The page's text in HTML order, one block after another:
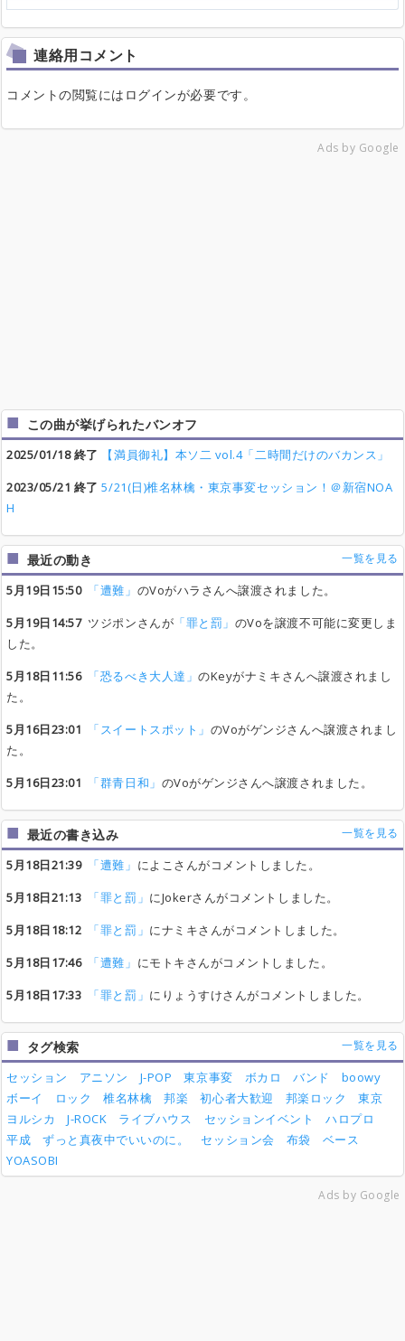
連絡用コメント
コメントの閲覧にはログインが必要です。
Ads by Google
この曲が挙げられたバンオフ
2025/01/18 終了
【満員御礼】本ソ二 vol.4「二時間だけのバカンス」
2023/05/21 終了 5/21(日)椎名林檎・東京事変セッション！＠新宿NOA
H
最近の動き 一覧を見る
5月19日15:50 「遭難」 のVoがハラさんへ譲渡されました。
5月19日14:57ツジポンさんが 「罪と罰」 のVoを譲渡不可能に変更しま
した。
5月18日11:56
「恐るべき大人達」のKeyがナミキさんへ譲渡されまし
た。
5月16日23:01
「スイートスポット」 のVoがゲンジさんへ譲渡されまし
た。
5月16日23:01
「群青日和」 のVoがゲンジさんへ譲渡されました。
最近の書き込み 一覧を見る
5月18日21:39 「遭難」 によこさんがコメントしました。
5月18日21:13
「罪と罰」 にJokerさんがコメントしました。
5月18日18:12
「罪と罰」 にナミキさんがコメントしました。
5月18日17:46
「遭難」 にモトキさんがコメントしました。
5月18日17:33
「罪と罰」 にりょうすけさんがコメントしました。
タグ検索 一覧を見る
セッション アニソン J-POP 東京事変 ボカロ バンド
boowy
ボーイ
ロック 椎名林檎 邦楽 初心者大歓迎 邦楽ロック
東京
ヨルシカ
J-ROCK ライブハウス セッションイベント
ハロプロ
平成
ずっと真夜中でいいのに。 セッション会 布袋
ベース
YOASOBI
Ads by Google